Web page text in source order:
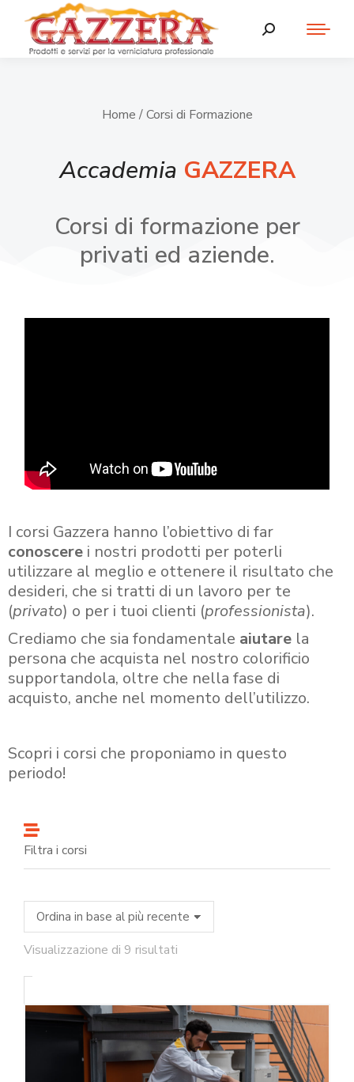
Home / Corsi di Formazione
Accademia GAZZERA
Corsi di formazione per
privati ed aziende.
I corsi Gazzera hanno l’obiettivo di far
conoscere i nostri prodotti per poterli
utilizzare al meglio e ottenere il risultato che
desideri, che si tratti di un lavoro per te
(privato) o per i tuoi clienti (professionista).
Crediamo che sia fondamentale aiutare la
persona che acquista nel nostro colorificio
supportandola, oltre che nella fase di
acquisto, anche nel momento dell’utilizzo.
Scopri i corsi che proponiamo in questo
periodo!
Filtra i corsi
Visualizzazione di 9 risultati